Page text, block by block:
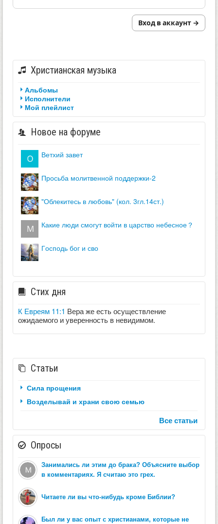
Вход в аккаунт →
Христианская музыка
Альбомы
Исполнители
Мой плейлист
Новое на форуме
ветхий завет
просьба молитвенной поддержки-2
"облекитесь в любовь" (кол. 3гл.14ст.)
какие люди смогут войти в царство небесное？
господь бог и сво
Стих дня
К Евреям 11:1 Вера же есть осуществление
ожидаемого и уверенность в невидимом.
Статьи
Сила прощения
Возделывай и храни свою семью
Все статьи
Опросы
Занимались ли этим до брака? Объясните выбор
в комментариях. Я считаю это грех.
Читаете ли вы что-нибудь кроме Библии?
Был ли у вас опыт с христианами, которые не